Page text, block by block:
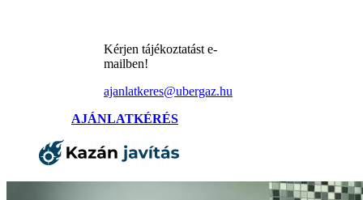
Kérjen tájékoztatást e-
mailben!
ajanlatkeres@ubergaz.hu
AJÁNLATKÉRÉS